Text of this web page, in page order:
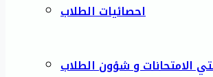
احصائيات الطلاب
الامتحانات و شؤون الطلاب